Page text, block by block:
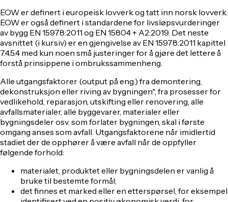
EOW er definert i europeisk lovverk og tatt inn norsk lovverk.
EOW er også definert i standardene for livsløpsvurderinger
av bygg EN 15978:2011 og EN 15804 + A2:2019. Det neste
avsnittet (i kursiv) er en gjengivelse av EN 15978:2011 kapittel
7.4.5.4 med kun noen små justeringer for å gjøre det lettere å
forstå prinsippene i ombrukssammenheng.
Alle utgangsfaktorer (output på eng.) fra demontering,
dekonstruksjon eller riving av bygningen*, fra prosesser for
vedlikehold, reparasjon, utskifting eller renovering, alle
avfallsmaterialer, alle byggevarer, materialer eller
bygningsdeler osv. som forlater bygningen, skal i første
omgang anses som avfall. Utgangsfaktorene når imidlertid
stadiet der de opphører å være avfall når de oppfyller
følgende forhold:
materialet, produktet eller bygningsdelen er vanlig å
bruke til bestemte formål;
det finnes et marked eller en etterspørsel, for eksempel